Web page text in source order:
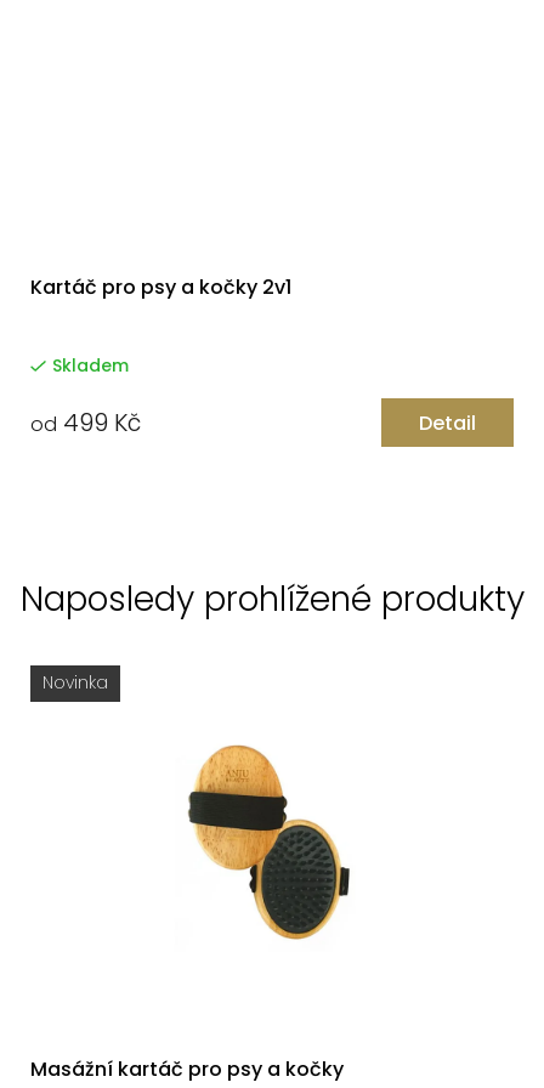
Kartáč pro psy a kočky 2v1
Skladem
od 499 Kč Detail
Naposledy prohlížené produkty
Novinka
Masážní kartáč pro psy a kočky